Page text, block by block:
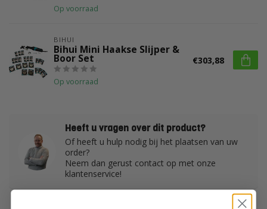
Op voorraad
BIHUI
Bihui Mini Haakse Slijper &
Boor Set
Op voorraad
€303,88
Heeft u vragen over dit product?
Of heeft u hulp nodig bij het plaatsen van uw
order?
Neem dan gerust contact op met onze
klantenservice!